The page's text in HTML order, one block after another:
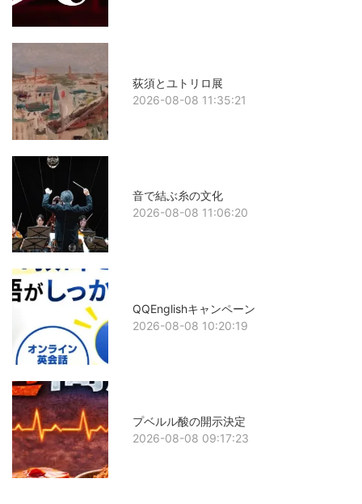
荻須とユトリロ展
2026-08-08 11:35:21
音で結ぶ糸の文化
2026-08-08 11:06:20
QQEnglishキャンペーン
2026-08-08 10:20:19
プベルル酸の開示決定
2026-08-08 09:17:23